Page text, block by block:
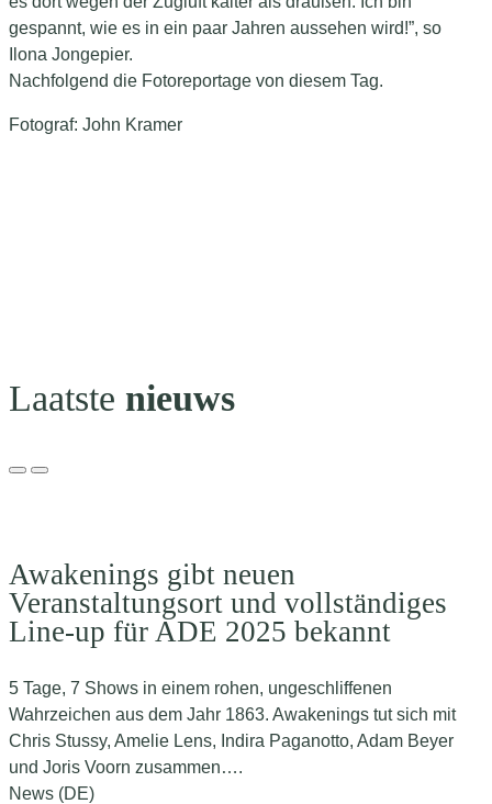
gespannt, wie es in ein paar Jahren aussehen wird!”, so
Ilona Jongepier.
Nachfolgend die Fotoreportage von diesem Tag.
Fotograf: John Kramer
Laatste nieuws
Awakenings gibt neuen
Veranstaltungsort und vollständiges
Line-up für ADE 2025 bekannt
5 Tage, 7 Shows in einem rohen, ungeschliffenen
Wahrzeichen aus dem Jahr 1863. Awakenings tut sich mit
Chris Stussy, Amelie Lens, Indira Paganotto, Adam Beyer
und Joris Voorn zusammen….
News (DE)